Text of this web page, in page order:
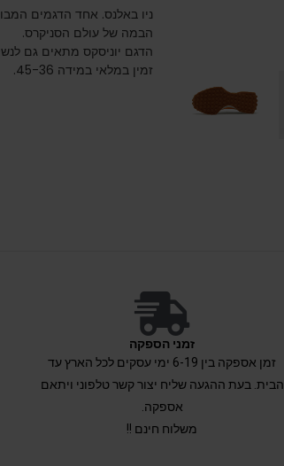
ניו באלנס. אחד הדגמים
הבמה של עולם הסניקרס.
הדגם יוניסקס מתאים גם
זמין במלאי במידה 45-36.
זמני הספקה
זמן אספקה בין 6-19 ימי עסקים לכל הארץ עד
הבית. בעת ההגעה שליח יצור קשר טלפוני ויתאם
אספקה.
משלוח חינם !!